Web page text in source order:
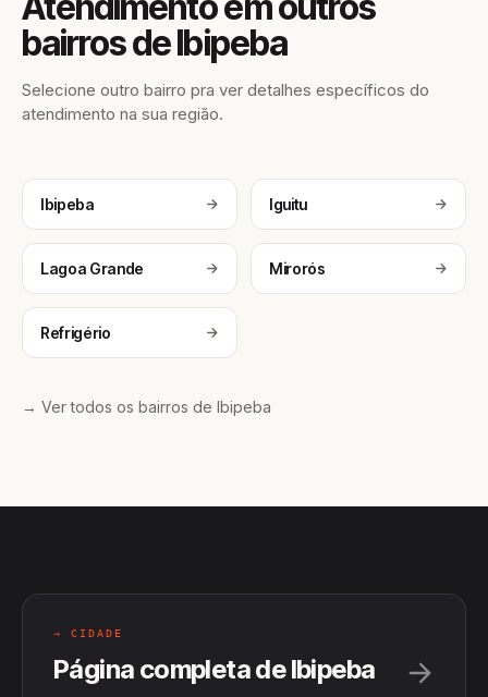
bairros de Ibipeba
Selecione outro bairro pra ver detalhes específicos do
atendimento na sua região.
Ibipeba Iguitu
Lagoa Grande Mirorós
Refrigério
→ Ver todos os bairros de Ibipeba
→ CIDADE
Página completa de Ibipeba